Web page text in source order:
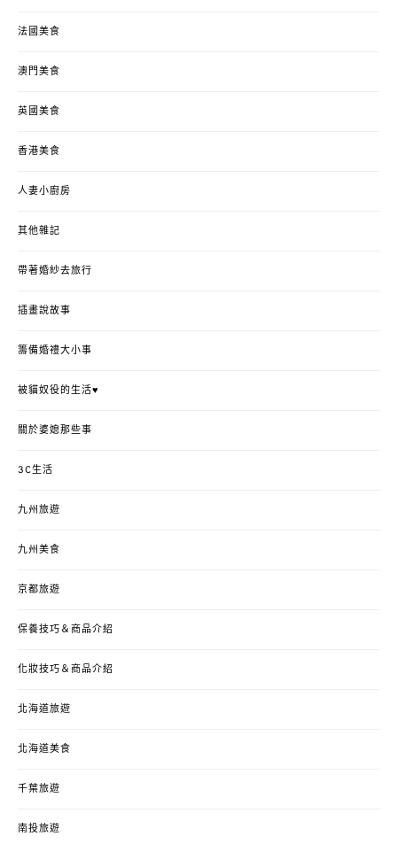
法國美食
澳門美食
英國美食
香港美食
人妻小廚房
其他雜記
帶著婚紗去旅行
插畫說故事
籌備婚禮大小事
被貓奴役的生活♥
關於婆媳那些事
3C生活
九州旅遊
九州美食
京都旅遊
保養技巧＆商品介紹
化妝技巧＆商品介紹
北海道旅遊
北海道美食
千葉旅遊
南投旅遊